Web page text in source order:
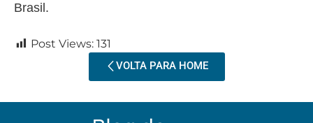
Brasil.
Post Views: 131
VOLTA PARA HOME